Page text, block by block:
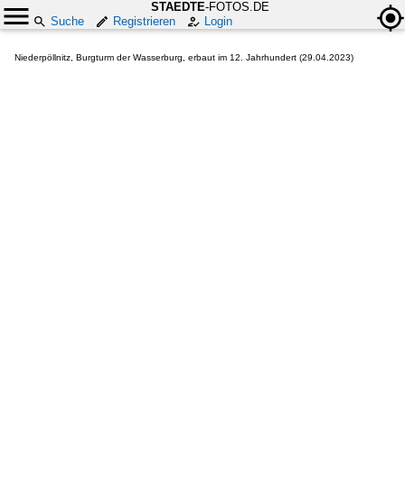
STAEDTE-FOTOS.DE
Suche
Registrieren Login
Niederpöllnitz, Burgturm der Wasserburg, erbaut im 12. Jahrhundert (29.04.2023)